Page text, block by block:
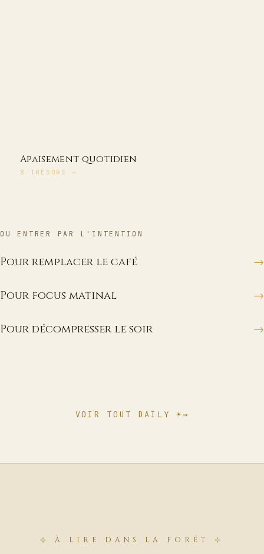
Apaisement quotidien
8 TRÉSORS →
OU ENTRER PAR L'INTENTION
Pour remplacer le café →
Pour focus matinal →
Pour décompresser le soir →
VOIR TOUT DAILY ☀→
⊹ À LIRE DANS LA FORÊT ⊹